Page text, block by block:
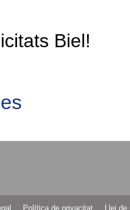
Biel!
Política de privacitat Llei